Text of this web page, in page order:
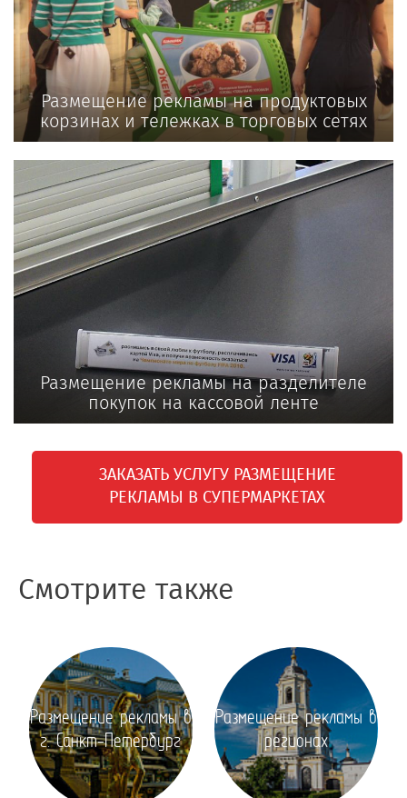
Размещение рекламы на продуктовых
корзинах и тележках в торговых сетях
Размещение рекламы на разделителе
покупок на кассовой ленте
ЗАКАЗАТЬ УСЛУГУ РАЗМЕЩЕНИЕ
РЕКЛАМЫ В СУПЕРМАРКЕТАХ
Смотрите также
Размещение рекламы в
г. Санкт-Петербург
Размещение рекламы в
регионах